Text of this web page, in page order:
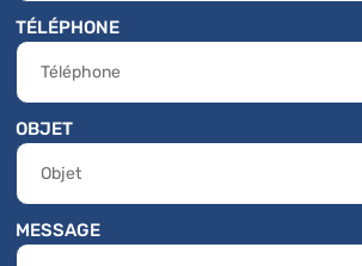
TÉLÉPHONE
OBJET
MESSAGE